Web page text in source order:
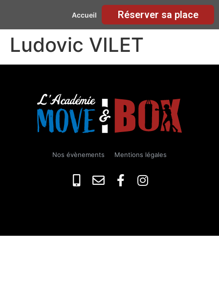
Accueil Réserver sa place
Ludovic VILET
Nos évènements Mentions légales